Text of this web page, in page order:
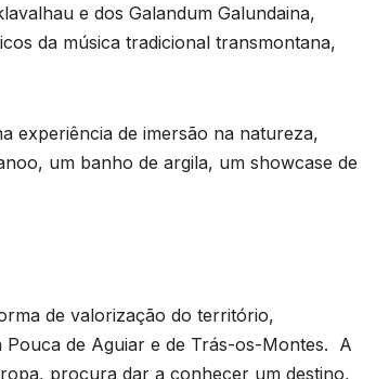
e dos Galandum Galundaina,
da música tradicional transmontana,
experiência de imersão na natureza,
um banho de argila, um showcase de
de valorização do território,
de Aguiar e de Trás-os-Montes. A
procura dar a conhecer um destino,